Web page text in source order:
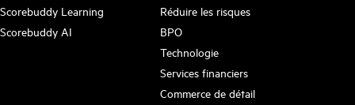
Scorebuddy Learning
Scorebuddy AI
Réduire les risques
BPO
Technologie
Services financiers
Commerce de détail